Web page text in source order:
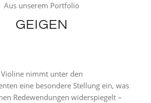
Aus unserem Portfolio
GEIGEN
Violine nimmt unter den
eine besondere Stellung ein, was
Redewendungen widerspiegelt –